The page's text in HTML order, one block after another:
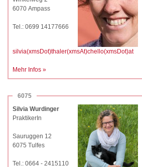
6070 Ampass
Tel.: 0699 14177666
silvia(xmsDot)thaler(xmsAt)chello(xmsDot)at
Mehr Infos »
6075
Silvia Wurdinger
PraktikerIn
Sauruggen 12
6075 Tulfes
Tel.: 0664 - 2415110